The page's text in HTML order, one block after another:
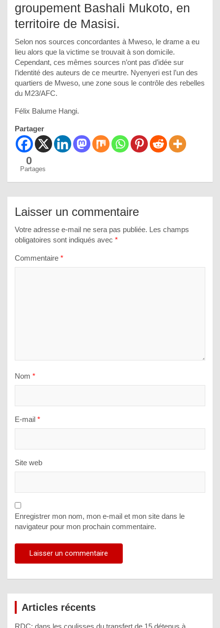
groupement Bashali Mukoto, en
territoire de Masisi.
Selon nos sources concordantes à Mweso, le drame a eu
lieu alors que la victime se trouvait à son domicile.
Cependant, ces mêmes sources n’ont pas d’idée sur
l’identité des auteurs de ce meurtre. Nyenyeri est l’un des
quartiers de Mweso, une zone sous le contrôle des rebelles
du M23/AFC.
Félix Balume Hangi.
Partager
0
Partages
Laisser un commentaire
Votre adresse e-mail ne sera pas publiée. Les champs
obligatoires sont indiqués avec *
Commentaire *
Nom *
E-mail *
Site web
Enregistrer mon nom, mon e-mail et mon site dans le
navigateur pour mon prochain commentaire.
Articles récents
RDC: dans les coulisses du transfert de 15 détenus à